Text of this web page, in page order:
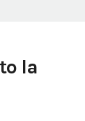
la